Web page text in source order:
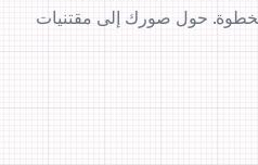
بخطوة. حول صورك إلى مقتنيات